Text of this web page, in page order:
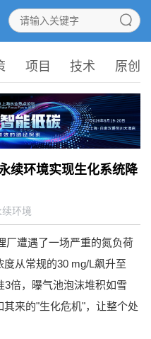
项目 技术 原创
续环境实现生化系统降
续环境
厂遭遇了一场严重的氮负荷
从常规的30 mg/L飙升至
3倍，曝气池泡沫堆积如雪
来的"生化危机"，让整个处